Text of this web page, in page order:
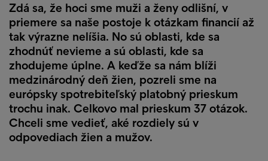
Zdá sa, že hoci sme muži a ženy odlišní, v
priemere sa naše postoje k otázkam financií až
tak výrazne nelíšia. No sú oblasti, kde sa
zhodnúť nevieme a sú oblasti, kde sa
zhodujeme úplne. A keďže sa nám blíži
medzinárodný deň žien, pozreli sme na
európsky spotrebiteľský platobný prieskum
trochu inak. Celkovo mal prieskum 37 otázok.
Chceli sme vedieť, aké rozdiely sú v
odpovediach žien a mužov.